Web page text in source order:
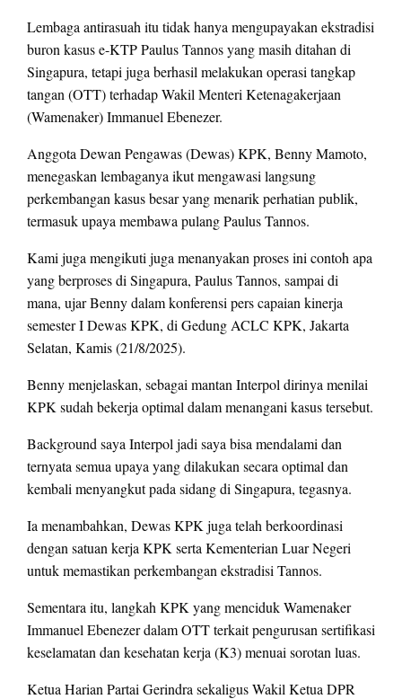
Lembaga antirasuah itu tidak hanya mengupayakan ekstradisi
buron kasus e-KTP Paulus Tannos yang masih ditahan di
Singapura, tetapi juga berhasil melakukan operasi tangkap
tangan (OTT) terhadap Wakil Menteri Ketenagakerjaan
(Wamenaker) Immanuel Ebenezer.
Anggota Dewan Pengawas (Dewas) KPK, Benny Mamoto,
menegaskan lembaganya ikut mengawasi langsung
perkembangan kasus besar yang menarik perhatian publik,
termasuk upaya membawa pulang Paulus Tannos.
Kami juga mengikuti juga menanyakan proses ini contoh apa
yang berproses di Singapura, Paulus Tannos, sampai di
mana, ujar Benny dalam konferensi pers capaian kinerja
semester I Dewas KPK, di Gedung ACLC KPK, Jakarta
Selatan, Kamis (21/8/2025).
Benny menjelaskan, sebagai mantan Interpol dirinya menilai
KPK sudah bekerja optimal dalam menangani kasus tersebut.
Background saya Interpol jadi saya bisa mendalami dan
ternyata semua upaya yang dilakukan secara optimal dan
kembali menyangkut pada sidang di Singapura, tegasnya.
Ia menambahkan, Dewas KPK juga telah berkoordinasi
dengan satuan kerja KPK serta Kementerian Luar Negeri
untuk memastikan perkembangan ekstradisi Tannos.
Sementara itu, langkah KPK yang menciduk Wamenaker
Immanuel Ebenezer dalam OTT terkait pengurusan sertifikasi
keselamatan dan kesehatan kerja (K3) menuai sorotan luas.
Ketua Harian Partai Gerindra sekaligus Wakil Ketua DPR